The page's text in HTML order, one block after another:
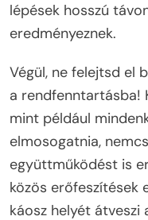
lépések hosszú
eredményeznek.
Végül, ne felejtsd el
a rendfenntartásba!
mint például
elmosogatnia,
együttműködést is
közös erőfeszítések
káosz helyét átveszi